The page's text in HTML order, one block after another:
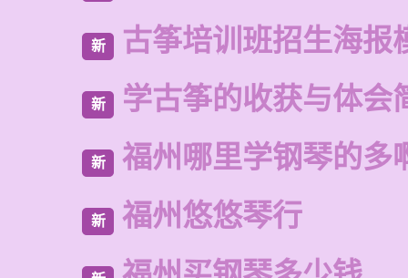
新 古筝培训班招生海报
新 学古筝的收获与体会
新 福州哪里学钢琴的多
新 福州悠悠琴行